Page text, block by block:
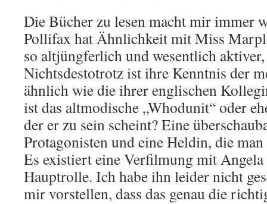
Die Bücher zu lesen macht mir immer
Pollifax hat Ähnlichkeit mit Miss
so altjüngferlich und wesentlich
Nichtsdestotrotz ist ihre Kenntnis der
ähnlich wie die ihrer englischen
ist das altmodische „Whodunit“ oder
der er zu sein scheint? Eine
Protagonisten und eine Heldin, die
Es existiert eine Verfilmung mit
Hauptrolle. Ich habe ihn leider nicht
mir vorstellen, dass das genau die